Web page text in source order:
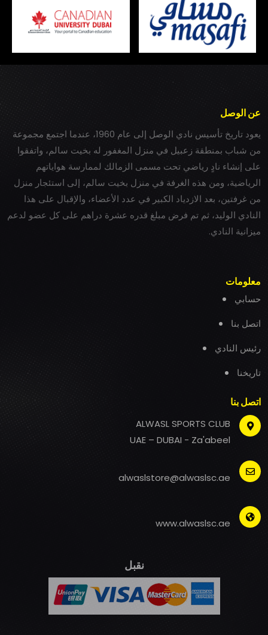
عن الوصل
يعود تاريخ تأسيس نادي الوصل إلى عام 1960، عندما اجتمع مجموعة
من شباب بمنطقة زعبيل في منزل المغفور له بخيت سالم، واتفقوا
على إنشاء نادٍ رياضي تحت مسمى الزمالك لممارسة هواياتهم
الرياضية، ومن هذه الغرفة في منزل بخيت سالم، إلى استئجار منزل
من غرفتين، بعد الازدياد الكبير في عدد الأعضاء، والإقبال على هذا
النادي الوليد، ثم تم فرض مبلغ قدره عشرة دراهم على كل عضو لدعم
ميزانية النادي.
معلومات
حسابي
اتصل بنا
رئيس النادي
تاريخنا
اتصل بنا
ALWASL SPORTS CLUB
UAE – DUBAI - Za'abeel
alwaslstore@alwaslsc.ae
www.alwaslsc.ae
نقبل